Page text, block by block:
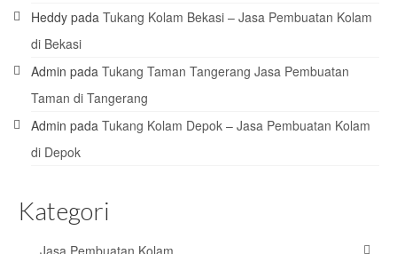
Heddy pada Tukang Kolam Bekasi – Jasa Pembuatan Kolam
di Bekasi
Admin pada Tukang Taman Tangerang Jasa Pembuatan
Taman di Tangerang
Admin pada Tukang Kolam Depok – Jasa Pembuatan Kolam
di Depok
Kategori